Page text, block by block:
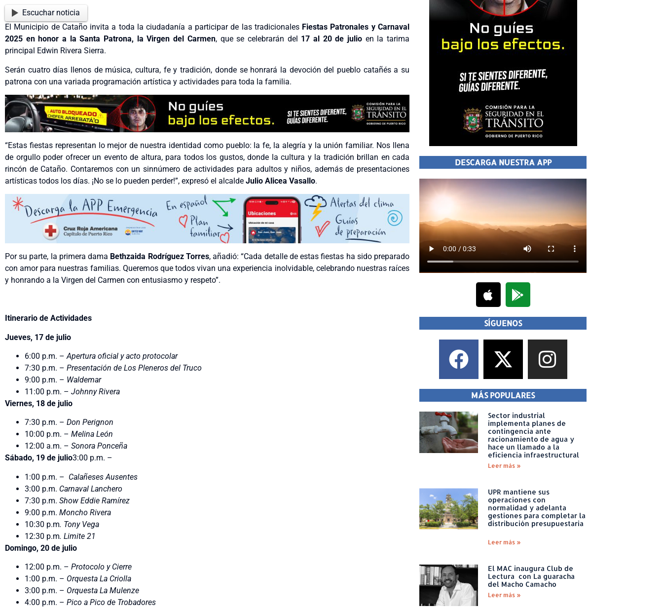
Escuchar noticia
El Municipio de Cataño invita a toda la ciudadanía a participar de las tradicionales Fiestas Patronales y Carnaval
2025 en honor a la Santa Patrona, la Virgen del Carmen, que se celebrarán del 17 al 20 de julioen la tarima
principal Edwin Rivera Sierra.
Serán cuatro días llenos de música, cultura, fe y tradición, donde se honrará la devoción del pueblo catañés a su
patrona con una variada programación artística y actividades para toda la familia.
“Estas fiestas representan lo mejor de nuestra identidad como pueblo: la fe, la alegría y la unión familiar. Nos llena
de orgullo poder ofrecer un evento de altura, para todos los gustos, donde la cultura y la tradición brillan en cada
rincón de Cataño. Contaremos con un sinnúmero de actividades para adultos y niños, además de presentaciones
artísticas todos los días. ¡No se lo pueden perder!”, expresó el alcalde Julio Alicea Vasallo.
Por su parte, la primera dama Bethzaida Rodríguez Torres, añadió: “Cada detalle de estas fiestas ha sido preparado
con amor para nuestras familias. Queremos que todos vivan una experiencia inolvidable, celebrando nuestras raíces
y honrando a la Virgen del Carmen con entusiasmo y respeto”.
Itinerario de Actividades
Jueves, 17 de julio
6:00 p.m. –Apertura oficial y acto protocolar
7:30 p.m. – Presentación de Los Pleneros del Truco
9:00 p.m. – Waldemar
11:00 p.m. – Johnny Rivera
Viernes, 18 de julio
7:30 p.m. – Don Perignon
10:00 p.m. – Melina León
12:00 a.m. – Sonora Ponceña
Sábado, 19 de julio3:00 p.m. –
1:00 p.m. – Calañeses Ausentes
3:00 p.m. Carnaval Lanchero
7:30 p.m. Show Eddie Ramírez
9:00 p.m. Moncho Rivera
10:30 p.m. Tony Vega
12:30 p.m. Limite 21
Domingo, 20 de julio
12:00 p.m. – Protocolo y Cierre
1:00 p.m. – Orquesta La Criolla
3:00 p.m. – Orquesta La Mulenze
4:00 p.m. – Pico a Pico de Trobadores
DESCARGA NUESTRA APP
SÍGUENOS
MÁS POPULARES
Sector industrial
implementa planes de
contingencia ante
racionamiento de agua y
hace un llamado a la
eficiencia infraestructural
Leer más »
UPR mantiene sus
operaciones con
normalidad y adelanta
gestiones para completar la
distribución presupuestaria
Leer más »
El MAC inaugura Club de
Lectura con La guaracha
del Macho Camacho
Leer más »